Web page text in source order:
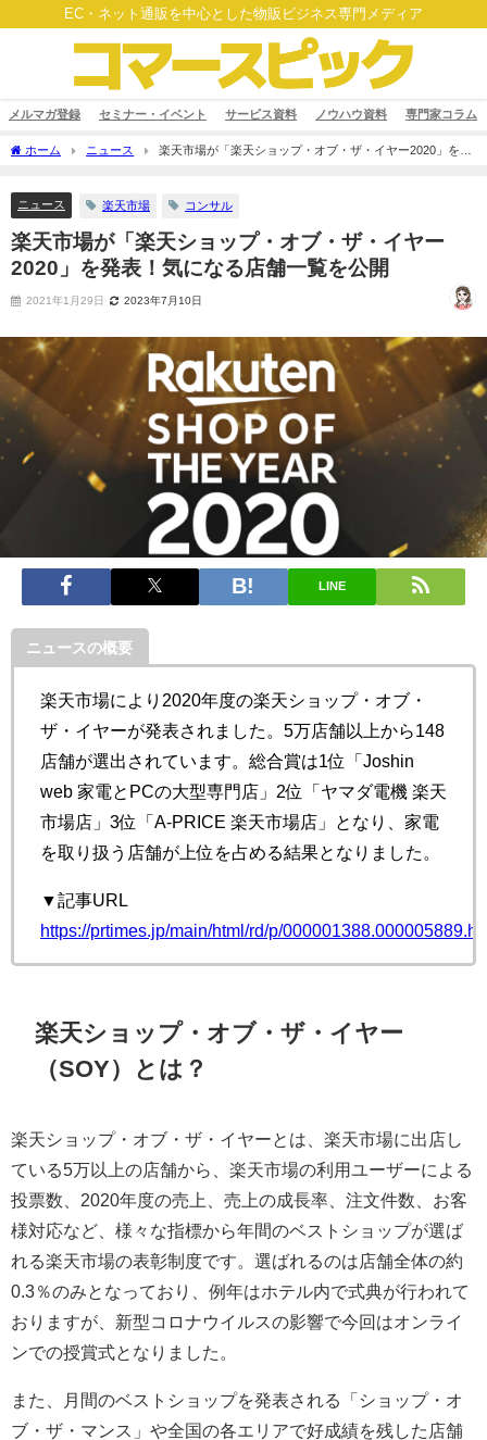
EC・ネット通販を中心とした物販ビジネス専門メディア
メルマガ登録 セミナー・イベント サービス資料 ノウハウ資料 専門家コラム
ホーム ニュース
楽天市場が「楽天ショップ・オブ・ザ・イヤー2020」を発
ニュース 楽天市場 コンサル
楽天市場が「楽天ショップ・オブ・ザ・イヤー
2020」を発表！気になる店舗一覧を公開
2021年1月29日 2023年7月10日
LINE
ニュースの概要
楽天市場により2020年度の楽天ショップ・オブ・
ザ・イヤーが発表されました。5万店舗以上から148
店舗が選出されています。総合賞は1位「Joshin
web 家電とPCの大型専門店」2位「ヤマダ電機 楽天
市場店」3位「A-PRICE 楽天市場店」となり、家電
を取り扱う店舗が上位を占める結果となりました。
▼記事URL
https://prtimes.jp/main/html/rd/p/
楽天ショップ・オブ・ザ・イヤー
（SOY）とは？
楽天ショップ・オブ・ザ・イヤーとは、楽天市場に出店し
ている5万以上の店舗から、楽天市場の利用ユーザーによる
投票数、2020年度の売上、売上の成長率、注文件数、お客
様対応など、様々な指標から年間のベストショップが選ば
れる楽天市場の表彰制度です。選ばれるのは店舗全体の約
0.3％のみとなっており、例年はホテル内で式典が行われて
おりますが、新型コロナウイルスの影響で今回はオンライ
ンでの授賞式となりました。
また、月間のベストショップを発表される「ショップ・オ
ブ・ザ・マンス」や全国の各エリアで好成績を残した店舗